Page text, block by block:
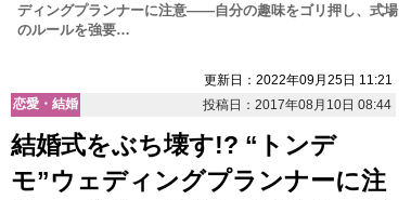
ディングプランナーに注意――自分の趣味をゴリ押し、式場
のルールを強要…
更新日：2022年09月25日 11:21
恋愛・結婚
投稿日：2017年08月10日 08:44
結婚式をぶち壊す!? “トンデ
モ”ウェディングプランナーに注